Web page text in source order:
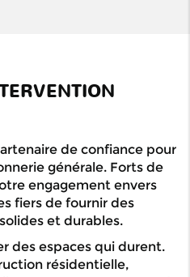
de confiance pour
générale. Forts de
engagement envers
fiers de fournir des
et durables.
des espaces qui durent.
résidentielle,